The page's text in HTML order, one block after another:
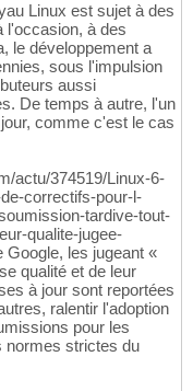
Linux est sujet à des
l'occasion, à des
le développement a
sous l'impulsion
aussi
De temps à autre, l'un
comme c'est le cas
actu/374519/Linux-6-
correctifs-pour-l-
tardive-tout-
qualite-jugee-
Google, les jugeant «
qualité et de leur
à jour sont reportées
ralentir l'adoption
pour les
normes strictes du